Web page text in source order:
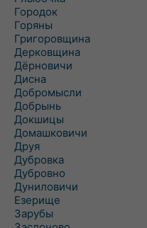
Городок
Горяны
Григоровщина
Дерковщина
Дёрновичи
Дисна
Добромысли
Добрынь
Докшицы
Домашковичи
Друя
Дубровка
Дубровно
Дуниловичи
Езерище
Зарубы